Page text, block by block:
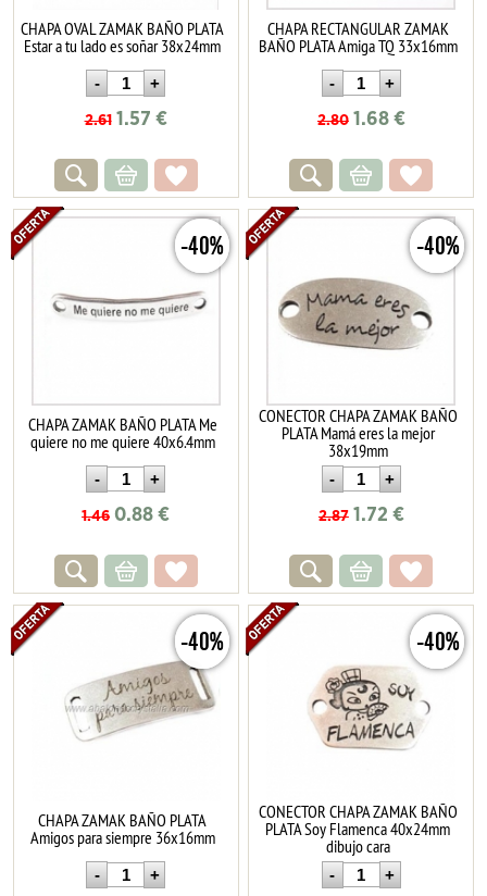
CHAPA OVAL ZAMAK BAÑO PLATA
Estar a tu lado es soñar 38x24mm
2.61 1.57 €
CHAPA RECTANGULAR ZAMAK
BAÑO PLATA Amiga TQ 33x16mm
2.80 1.68€
-40%
CHAPA ZAMAK BAÑO PLATA Me
quiere no me quiere 40x6.4mm
1.46 0.88 €
-40%
CONECTOR CHAPA ZAMAK BAÑO
PLATA Mamá eres la mejor
38x19mm
2.87 1.72 €
-40%
CHAPA ZAMAK BAÑO PLATA
Amigos para siempre 36x16mm
-40%
CONECTOR CHAPA ZAMAK BAÑO
PLATA Soy Flamenca 40x24mm
dibujo cara